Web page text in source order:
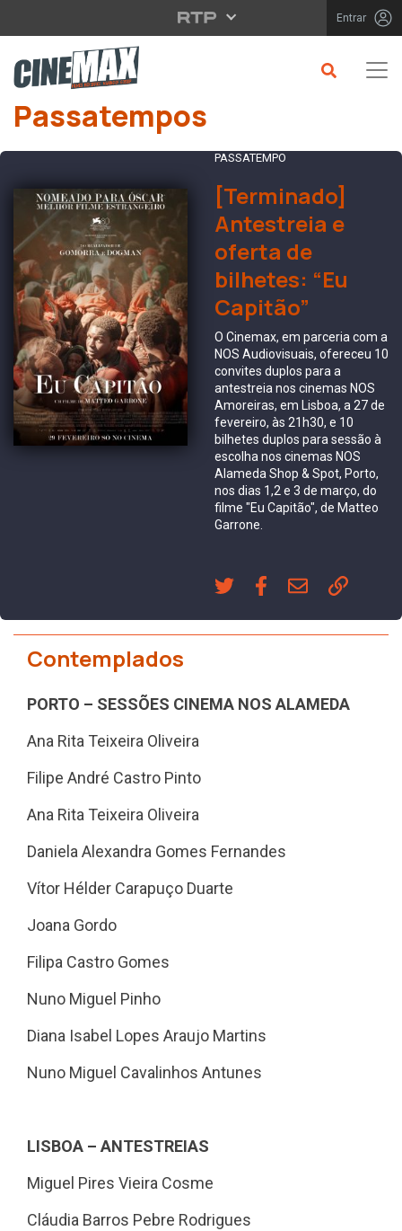
Saltar para o conteúdo principal Entrar
Passatempos
PASSATEMPO
[Terminado]
Antestreia e
oferta de
bilhetes: “Eu
Capitão”
O Cinemax, em parceria com a
NOS Audiovisuais, ofereceu 10
convites duplos para a
antestreia nos cinemas NOS
Amoreiras, em Lisboa, a 27 de
fevereiro, às 21h30, e 10
bilhetes duplos para sessão à
escolha nos cinemas NOS
Alameda Shop & Spot, Porto,
nos dias 1,2 e 3 de março, do
filme "Eu Capitão", de Matteo
Garrone.
Contemplados
PORTO – SESSÕES CINEMA NOS ALAMEDA
Ana Rita Teixeira Oliveira
Filipe André Castro Pinto
Ana Rita Teixeira Oliveira
Daniela Alexandra Gomes Fernandes
Vítor Hélder Carapuço Duarte
Joana Gordo
Filipa Castro Gomes
Nuno Miguel Pinho
Diana Isabel Lopes Araujo Martins
Nuno Miguel Cavalinhos Antunes
LISBOA – ANTESTREIAS
Miguel Pires Vieira Cosme
Cláudia Barros Pebre Rodrigues